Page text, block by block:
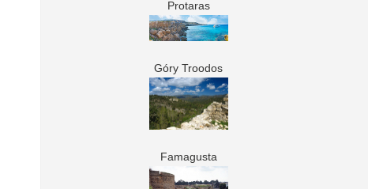
Protaras
Góry Troodos
Famagusta